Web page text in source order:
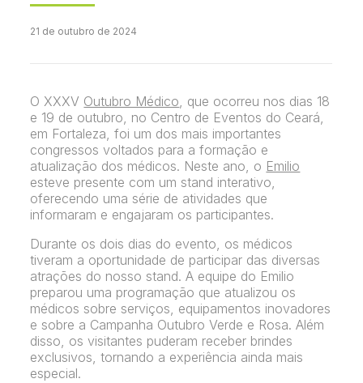
21 de outubro de 2024
O XXXV Outubro Médico, que ocorreu nos dias 18
e 19 de outubro, no Centro de Eventos do Ceará,
em Fortaleza, foi um dos mais importantes
congressos voltados para a formação e
atualização dos médicos. Neste ano, o Emilio
esteve presente com um stand interativo,
oferecendo uma série de atividades que
informaram e engajaram os participantes.
Durante os dois dias do evento, os médicos
tiveram a oportunidade de participar das diversas
atrações do nosso stand. A equipe do Emilio
preparou uma programação que atualizou os
médicos sobre serviços, equipamentos inovadores
e sobre a Campanha Outubro Verde e Rosa. Além
disso, os visitantes puderam receber brindes
exclusivos, tornando a experiência ainda mais
especial.